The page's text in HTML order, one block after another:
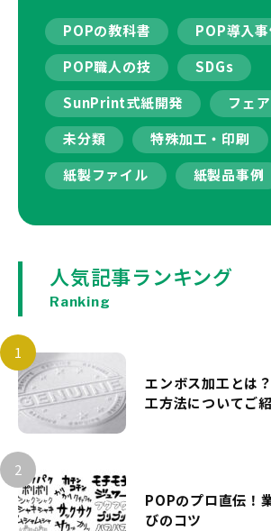
POPの教科書
POP導入
POP職人の技
SDGs
SunPrint式紙開発
フェ
未分類
特殊加工・印刷
紙製ファイル
紙製品事例
人気記事ランキング
Ranking
エンボス加工とは
工方法についてご
POPのプロ直伝！
びのコツ